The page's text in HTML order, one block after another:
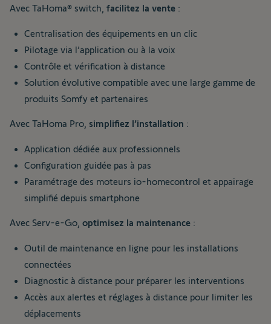
Avec TaHoma® switch, facilitez la vente :
Centralisation des équipements en un clic
Pilotage via l’application ou à la voix
Contrôle et vérification à distance
Solution évolutive compatible avec une large gamme de
produits Somfy et partenaires
Avec TaHoma Pro, simplifiez l’installation :
Application dédiée aux professionnels
Configuration guidée pas à pas
Paramétrage des moteurs io-homecontrol et appairage
simplifié depuis smartphone
Avec Serv-e-Go, optimisez la maintenance :
Outil de maintenance en ligne pour les installations
connectées
Diagnostic à distance pour préparer les interventions
Accès aux alertes et réglages à distance pour limiter les
déplacements